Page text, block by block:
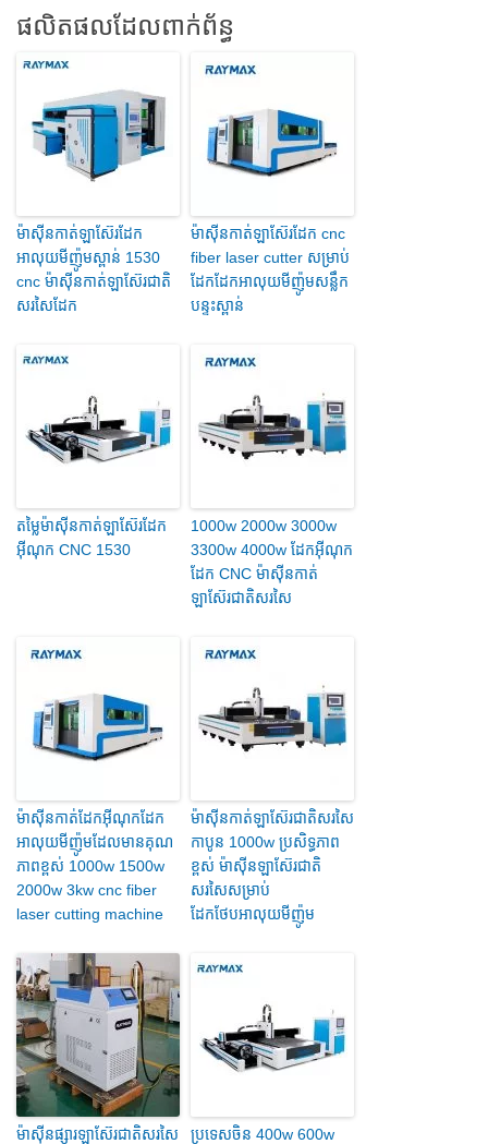
ផលិតផលដែលពាក់ព័ន្ធ
ម៉ាស៊ីនកាត់ឡាស៊ែរដែក
អាលុយមីញ៉ូមស្ពាន់ 1530
cnc ម៉ាស៊ីនកាត់ឡាស៊ែរជាតិ
សរសៃដែក
ម៉ាស៊ីនកាត់ឡាស៊ែរដែក cnc
fiber laser cutter សម្រាប់
ដែកដែកអាលុយមីញ៉ូមសន្លឹក
បន្ទះស្ពាន់
តម្លៃម៉ាស៊ីនកាត់ឡាស៊ែរដែក
អ៊ីណុក CNC 1530
1000w 2000w 3000w
3300w 4000w ដែកអ៊ីណុក
ដែក CNC ម៉ាស៊ីនកាត់
ឡាស៊ែរជាតិសរសៃ
ម៉ាស៊ីនកាត់ដែកអ៊ីណុកដែក
អាលុយមីញ៉ូមដែលមានគុណ
ភាពខ្ពស់ 1000w 1500w
2000w 3kw cnc fiber
laser cutting machine
ម៉ាស៊ីនកាត់ឡាស៊ែរជាតិសរសៃ
កាបូន 1000w ប្រសិទ្ធភាព
ខ្ពស់ ម៉ាស៊ីនឡាស៊ែរជាតិ
សរសៃសម្រាប់
ដែកថែបអាលុយមីញ៉ូម
ម៉ាស៊ីនផ្សារឡាស៊ែរជាតិសរសៃ
ប្រទេសចិន 400w 600w